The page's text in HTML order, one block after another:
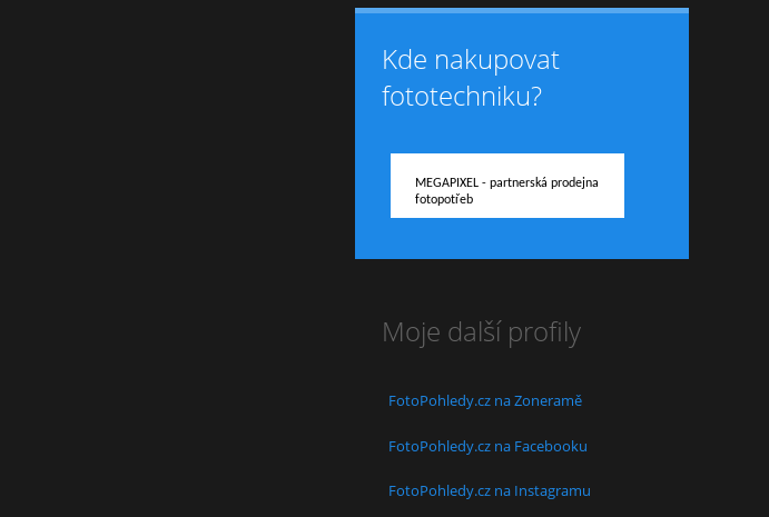
Kde nakupovat
fototechniku?
MEGAPIXEL - partnerská prodejna
fotopotřeb
Moje další profily
FotoPohledy.cz na Zoneramě
FotoPohledy.cz na Facebooku
FotoPohledy.cz na Instagramu